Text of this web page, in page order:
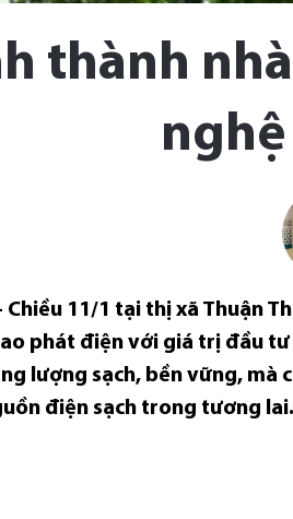
thành
11/1 tại thị xã Thuận
phát điện với giá trị đầu
lượng sạch, bền vững, mà
điện sạch trong tương lai.